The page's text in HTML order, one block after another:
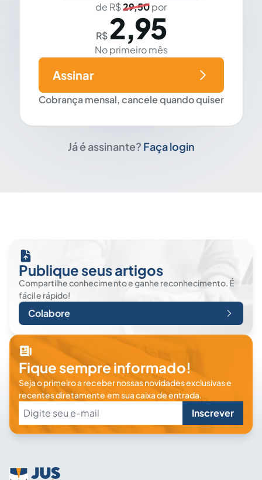
de R$29,50por
R$ 2,95
No primeiro mês
Cobrança mensal, cancele quando quiser
Assinar
Já é assinante? Faça login
Publique seus artigos
Compartilhe conhecimento e ganhe reconhecimento. É
fácil e rápido!
Colabore
Fique sempre informado!
Seja o primeiro a receber nossas novidades exclusivas e
recentes diretamente em sua caixa de entrada.
Inscrever